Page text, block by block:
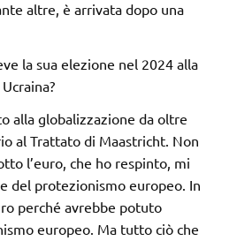
altre, è arrivata dopo una
la sua elezione nel 2024 alla
alla globalizzazione da oltre
al Trattato di Maastricht. Non
l’euro, che ho respinto, mi
del protezionismo europeo. In
perché avrebbe potuto
europeo. Ma tutto ciò che